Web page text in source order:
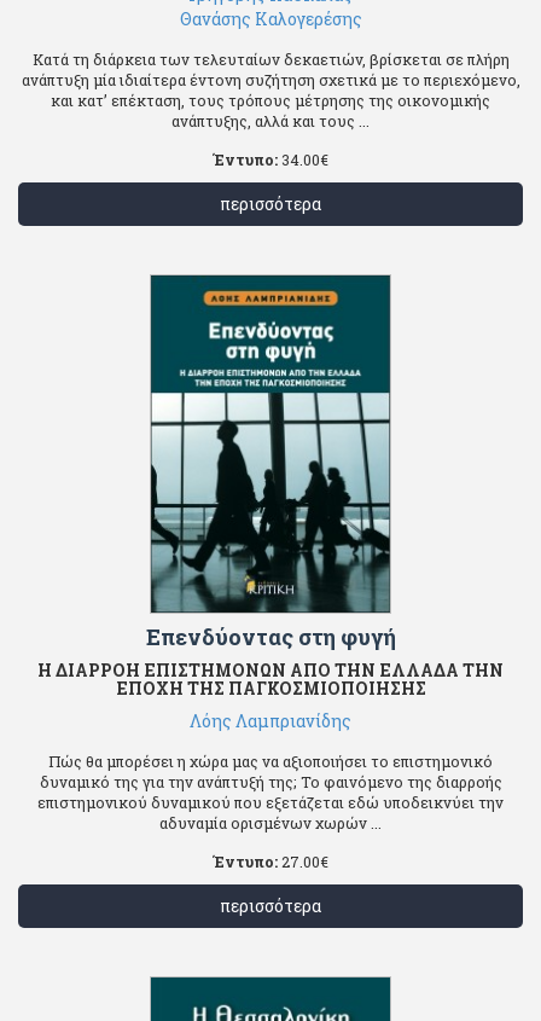
Θανάσης Καλογερέσης
Κατά τη διάρκεια των τελευταίων δεκαετιών, βρίσκεται σε πλήρη
ανάπτυξη μία ιδιαίτερα έντονη συζήτηση σχετικά με το περιεχόμενο,
και κατ’ επέκταση, τους τρόπους μέτρησης της οικονομικής
ανάπτυξης, αλλά και τους ...
Έντυπο: 34.00€
περισσότερα
Επενδύοντας στη φυγή
Η ΔΙΑΡΡΟΗ ΕΠΙΣΤΗΜΟΝΩΝ ΑΠΟ ΤΗΝ ΕΛΛΑΔΑ ΤΗΝ
ΕΠΟΧΗ ΤΗΣ ΠΑΓΚΟΣΜΙΟΠΟΙΗΣΗΣ
Λόης Λαμπριανίδης
Πώς θα μπορέσει η χώρα μας να αξιοποιήσει το επιστημονικό
δυναμικό της για την ανάπτυξή της; Το φαινόμενο της διαρροής
επιστημονικού δυναμικού που εξετάζεται εδώ υποδεικνύει την
αδυναμία ορισμένων χωρών ...
Έντυπο: 27.00€
περισσότερα